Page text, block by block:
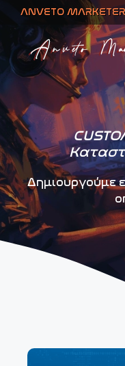
Μετάβαση
περιεχόμενο
Δημιουργούμε
|BEST